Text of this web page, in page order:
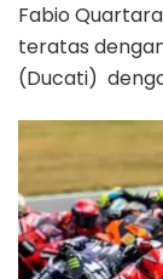
Fabio
teratas
(Ducati)